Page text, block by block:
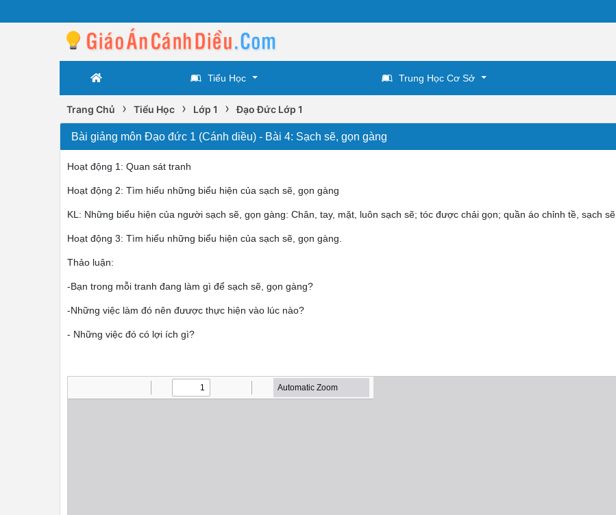
Tiểu Học Trung Học Cơ Sở
Trang Chủ › Tiểu Học › Lớp 1 › Đạo Đức Lớp 1
Bài giảng môn Đạo đức 1 (Cánh diều) - Bài 4: Sạch sẽ, gọn gàng
Hoạt động 1: Quan sát tranh
Hoạt động 2: Tìm hiểu những biểu hiện của sạch sẽ, gọn gàng
KL: Những biểu hiện của người sạch sẽ, gọn gàng: Chân, tay, mặt, luôn sạch sẽ; tóc được chải gọn; quần áo chỉnh tề, sạch sẽ.
Hoạt động 3: Tìm hiểu những biểu hiện của sạch sẽ, gọn gàng.
Thảo luận:
-Bạn trong mỗi tranh đang làm gì để sạch sẽ, gọn gàng?
-Những việc làm đó nên đưược thực hiện vào lúc nào?
- Những việc đó có lợi ích gì?